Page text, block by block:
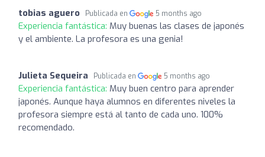
tobias aguero Publicada en 5 months ago
Experiencia fantástica: Muy buenas las clases de japonés
y el ambiente. La profesora es una genia!
Julieta Sequeira Publicada en 5 months ago
Experiencia fantástica: Muy buen centro para aprender
japonés. Aunque haya alumnos en diferentes niveles la
profesora siempre está al tanto de cada uno. 100%
recomendado.